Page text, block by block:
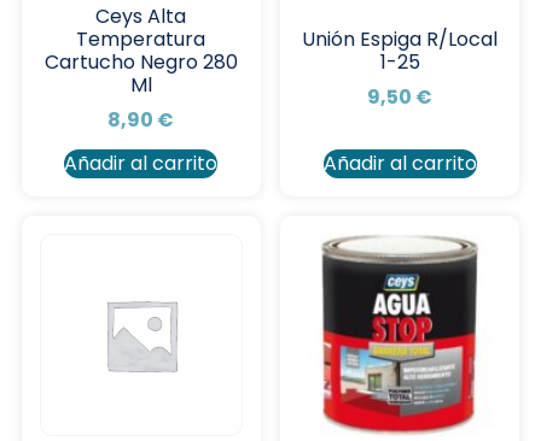
Ceys Alta
Temperatura
Cartucho Negro 280
Ml
8,90 €
Añadir al carrito
Unión Espiga R/Local
1-25
9,50 €
Añadir al carrito